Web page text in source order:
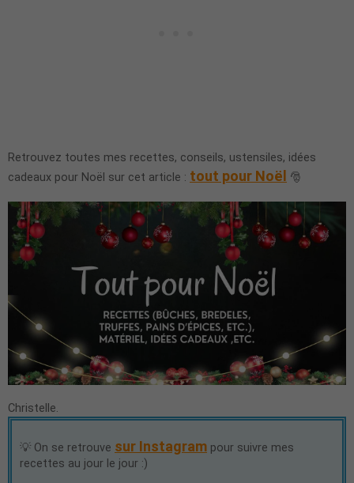
Retrouvez toutes mes recettes, conseils, ustensiles, idées
cadeaux pour Noël sur cet article : tout pour Noël 🎅
Christelle.
💡 On se retrouve sur Instagram pour suivre mes
recettes au jour le jour :)